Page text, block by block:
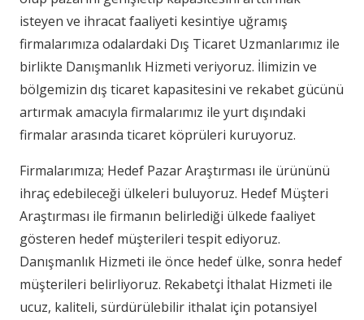
isteyen ve ihracat faaliyeti kesintiye uğramış
firmalarımıza odalardaki Dış Ticaret Uzmanlarımız ile
birlikte Danışmanlık Hizmeti veriyoruz. İlimizin ve
bölgemizin dış ticaret kapasitesini ve rekabet gücünü
artırmak amacıyla firmalarımız ile yurt dışındaki
firmalar arasında ticaret köprüleri kuruyoruz.
Firmalarımıza; Hedef Pazar Araştırması ile ürününü
ihraç edebileceği ülkeleri buluyoruz. Hedef Müşteri
Araştırması ile firmanın belirlediği ülkede faaliyet
gösteren hedef müşterileri tespit ediyoruz.
Danışmanlık Hizmeti ile önce hedef ülke, sonra hedef
müşterileri belirliyoruz. Rekabetçi İthalat Hizmeti ile
ucuz, kaliteli, sürdürülebilir ithalat için potansiyel